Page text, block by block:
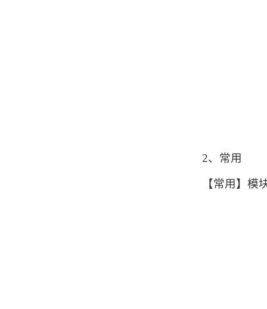
2、常用
【常用】